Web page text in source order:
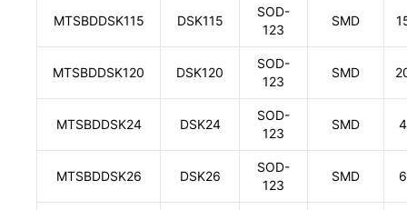
MTSBDDSK115 DSK115
SOD-
123
SMD
MTSBDDSK120 DSK120
SOD-
123
SMD
MTSBDDSK24 DSK24
SOD-
123
SMD
MTSBDDSK26 DSK26
SOD-
123
SMD